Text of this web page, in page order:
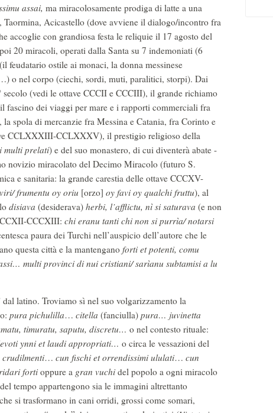
assai, ma miracolosamente prodiga di latte a una
Taormina, Acicastello (dove avviene il dialogo/incontro fra
accoglie con grandiosa festa le reliquie il 17 agosto del
20 miracoli, operati dalla Santa su 7 indemoniati (6
feudatario ostile ai monaci, la donna messinese
o nel corpo (ciechi, sordi, muti, paralitici, storpi). Dai
(vedi le ottave CCCII e CCCIII), il grande richiamo
fascino dei viaggi per mare e i rapporti commerciali fra
spola di mercanzie fra Messina e Catania, fra Corinto e
CCLXXXIII-CCLXXXV), il prestigio religioso della
multi prelati) e del suo monastero, di cui diventerà abate -
novizio miracolato del Decimo Miracolo (futuro S.
e sanitaria: la grande carestia delle ottave CCCXV-
frumentu oy oriu [orzo] oy favi oy qualchi fruttu), al
disiava (desiderava) herbi, l’afflictu, nì si saturava (e non
CCCXIII: chi eranu tanti chi non si purrìa/ notarsi
paura dei Turchi nell’auspicio dell’autore che le
questa città e la mantengano forti et potenti, comu
multi provinci di nui cristiani/ sarìanu subtamisi a lu
latino. Troviamo sì nel suo volgarizzamento la
pura pichulilla… citella (fanciulla) pura… juvinetta
timuratu, saputu, discretu… o nel contesto rituale:
ynni et laudi appropriati… o circa le vessazioni del
crudilmenti… cun fischi et orrendissimi ululati… cun
forti oppure a gran vuchi del popolo a ogni miracolo
tempo appartengono sia le immagini altrettanto
si trasformano in cani orridi, grossi come somari,